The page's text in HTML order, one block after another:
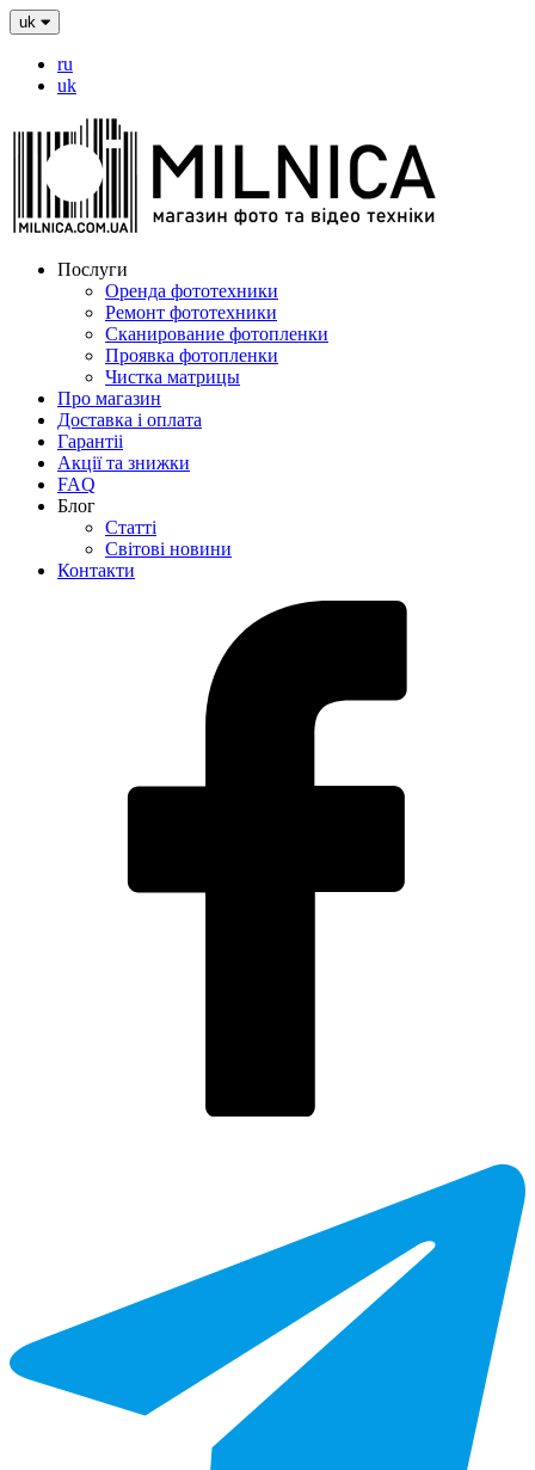
uk
ru
uk
Послуги
Оренда фототехники
Ремонт фототехники
Сканирование фотопленки
Проявка фотопленки
Чистка матрицы
Про магазин
Доставка і оплата
Гарантіі
Акції та знижки
FAQ
Блог
Статті
Світові новини
Контакти